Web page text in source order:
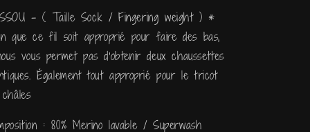
- ( Taille Sock / Fingering weight ) *
que ce fil soit approprié pour faire des bas,
vous permet pas d'obtenir deux chaussettes
Également tout approprié pour le tricot
: 80% Merino lavable / Superwash